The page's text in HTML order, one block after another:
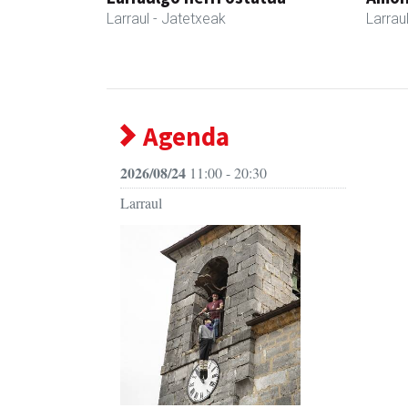
Larraul - Jatetxeak Larraul
Agenda
2026/08/24 11:00 - 20:30
Larraul